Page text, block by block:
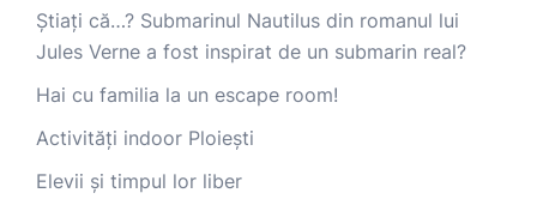
Știați că…? Submarinul Nautilus din romanul lui
Jules Verne a fost inspirat de un submarin real?
Hai cu familia la un escape room!
Activități indoor Ploiești
Elevii și timpul lor liber